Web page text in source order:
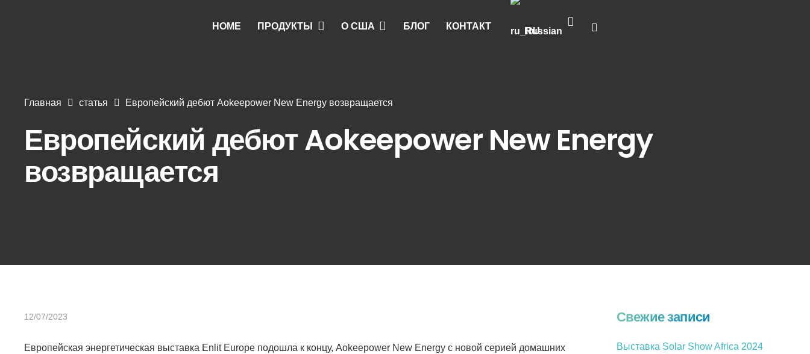
HOME ПРОДУКТЫ О США БЛОГ КОНТАКТ Russian
Главная статья Европейский дебют Aokeepower New Energy возвращается
Европейский дебют Aokeepower New Energy
возвращается
12/07/2023
Европейская энергетическая выставка Enlit Europe подошла к концу, Aokeepower New Energy с новой серией домашних
Свежие записи
Выставка Solar Show Africa 2024